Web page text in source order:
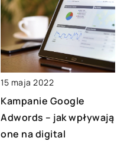
15 maja 2022
Kampanie Google
Adwords – jak wpływają
one na digital